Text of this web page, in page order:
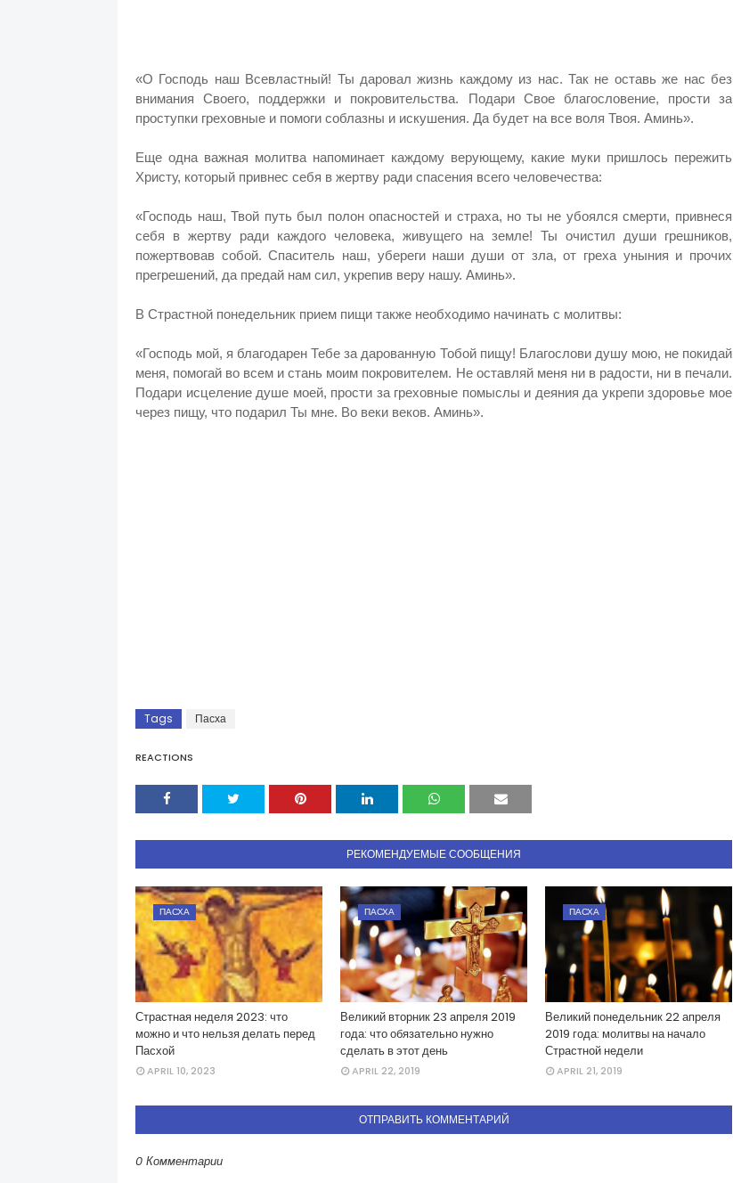
«О Господь наш Всевластный! Ты даровал жизнь каждому из нас. Так не оставь же нас без
внимания Своего, поддержки и покровительства. Подари Свое благословение, прости за
проступки греховные и помоги соблазны и искушения. Да будет на все воля Твоя. Аминь».
Еще одна важная молитва напоминает каждому верующему, какие муки пришлось пережить
Христу, который привнес себя в жертву ради спасения всего человечества:
«Господь наш, Твой путь был полон опасностей и страха, но ты не убоялся смерти, привнеся
себя в жертву ради каждого человека, живущего на земле! Ты очистил души грешников,
пожертвовав собой. Спаситель наш, убереги наши души от зла, от греха уныния и прочих
прегрешений, да предай нам сил, укрепив веру нашу. Аминь».
В Страстной понедельник прием пищи также необходимо начинать с молитвы:
«Господь мой, я благодарен Тебе за дарованную Тобой пищу! Благослови душу мою, не покидай
меня, помогай во всем и стань моим покровителем. Не оставляй меня ни в радости, ни в печали.
Подари исцеление душе моей, прости за греховные помыслы и деяния да укрепи здоровье мое
через пищу, что подарил Ты мне. Во веки веков. Аминь».
Tags Пасха
REACTIONS
РЕКОМЕНДУЕМЫЕ СООБЩЕНИЯ
ПАСХА
Страстная неделя 2023: что
можно и что нельзя делать перед
Пасхой
APRIL 10, 2023
ПАСХА
Великий вторник 23 апреля 2019
года: что обязательно нужно
сделать в этот день
APRIL 22, 2019
ПАСХА
Великий понедельник 22 апреля
2019 года: молитвы на начало
Страстной недели
APRIL 21, 2019
ОТПРАВИТЬ КОММЕНТАРИЙ
0 Комментарии